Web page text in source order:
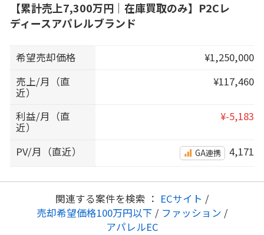
【累計売上7,300万円｜在庫買取のみ】P2Cレ
ディースアパレルブランド
希望売却価格
¥1,250,000
売上/月（直
近）
¥117,460
利益/月（直
近）
¥-5,183
PV/月（直近） GA連携 4,171
関連する案件を検索 ： ECサイト /
売却希望価格100万円以下 / ファッション /
アパレルEC